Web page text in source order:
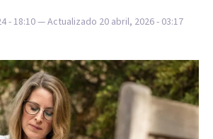
- 18:10— Actualizado 20 abril, 2026 - 03:17